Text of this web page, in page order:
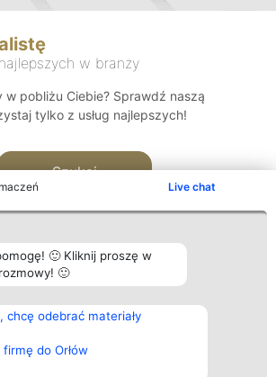
Live chat
🙂 Kliknij proszę w
🙂
odebrać materiały
do Orłów
w branży
w pobliżu Ciebie? Sprawdź naszą
tylko z usług najlepszych!
Szukaj
Plebiscyt
Laureaci
wszystkich
Laureatów
Kontakt
Kontakt